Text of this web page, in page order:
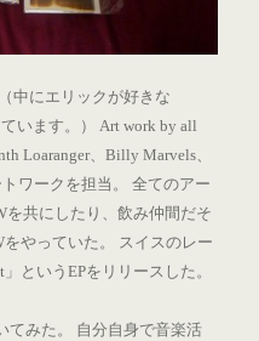
中にエリックが好きな
います。） Art work by all
Loaranger、Billy Marvels、
ワークを担当。 全てのアー
を共にしたり、飲み仲間だそ
をやっていた。 スイスのレー
というEPをリリースした。
てみた。 自分自身で音楽活